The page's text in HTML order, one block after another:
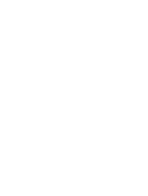
挨拶へマッスルプラ
JAPAN 」にてマッス